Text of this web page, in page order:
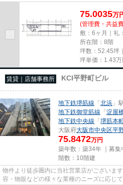
尚、弊社ではおとり広告は一切...
75.0035万
(管理費・共益
敷：6ヶ月｜礼
所在階：8階
坪数：52.45坪
坪単価： 1.43万
賃貸｜店舗事務所 KCI平野町ビル
地下鉄堺筋線 「北浜 」
地下鉄御堂筋線 「淀屋
地下鉄中央線 「堺筋本
大阪府大阪市中央区平
75.8472万円
築年数：築34年 ｜募集
階数：10階建
物件より徒歩圏内に当社営業店がございま
容・物販などの様々な業種のニーズに応じ